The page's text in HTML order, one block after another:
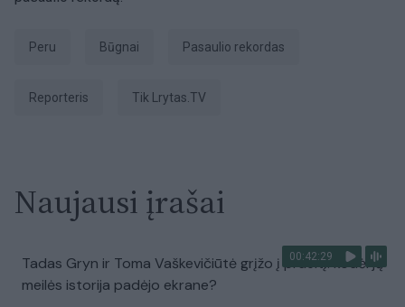
Peru būgnai pasaulio rekordas
Reporteris tik Lrytas.TV
Naujausi įrašai
00:42:29
Tadas Gryn ir Toma Vaškevičiūtė grįžo į praeitį: kodėl jų
meilės istorija padėjo ekrane?